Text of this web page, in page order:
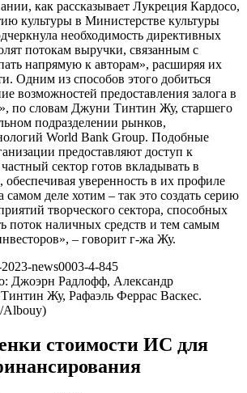
как рассказывает Лукреция Кардосо,
культуры в Министерстве культуры
необходимость директивных
потокам выручки, связанным с
напрямую к авторам», расширяя их
Одним из способов этого добиться
возможностей предоставления залога в
по словам Джуни Тинтин Жу, старшего
подразделении рынков,
World Bank Group. Подобные
предоставляют доступ к
сектор готов вкладывать в
обеспечивая уверенность в их профиле
деле хотим – так это создать серию
творческого сектора, способных
поток наличных средств и тем самым
– говорит г-жа Жу.
Джоэрн Радлофф, Александр
Жу, Рафаэль Феррас Васкес.
стоимости ИС для